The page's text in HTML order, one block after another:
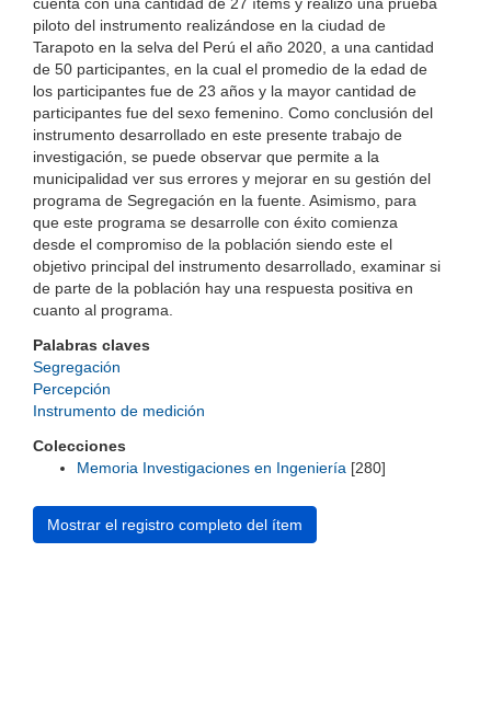
piloto del instrumento realizándose en la ciudad de
Tarapoto en la selva del Perú el año 2020, a una cantidad
de 50 participantes, en la cual el promedio de la edad de
los participantes fue de 23 años y la mayor cantidad de
participantes fue del sexo femenino. Como conclusión del
instrumento desarrollado en este presente trabajo de
investigación, se puede observar que permite a la
municipalidad ver sus errores y mejorar en su gestión del
programa de Segregación en la fuente. Asimismo, para
que este programa se desarrolle con éxito comienza
desde el compromiso de la población siendo este el
objetivo principal del instrumento desarrollado, examinar si
de parte de la población hay una respuesta positiva en
cuanto al programa.
Palabras claves
Segregación
Percepción
Instrumento de medición
Colecciones
Memoria Investigaciones en Ingeniería [280]
Mostrar el registro completo del ítem